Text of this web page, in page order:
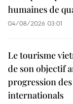
humaines de
04/08/2026 03:01
Le tourisme
de son objectif
progression
internationals